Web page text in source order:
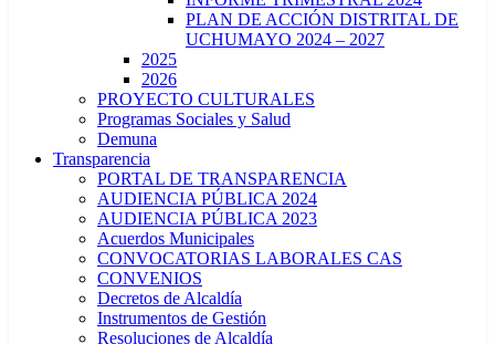
PLAN DE ACCIÓN DISTRITAL DE
UCHUMAYO 2024 – 2027
2025
2026
PROYECTO CULTURALES
Programas Sociales y Salud
Demuna
Transparencia
PORTAL DE TRANSPARENCIA
AUDIENCIA PÚBLICA 2024
AUDIENCIA PÚBLICA 2023
Acuerdos Municipales
CONVOCATORIAS LABORALES CAS
CONVENIOS
Decretos de Alcaldía
Instrumentos de Gestión
Resoluciones de Alcaldía